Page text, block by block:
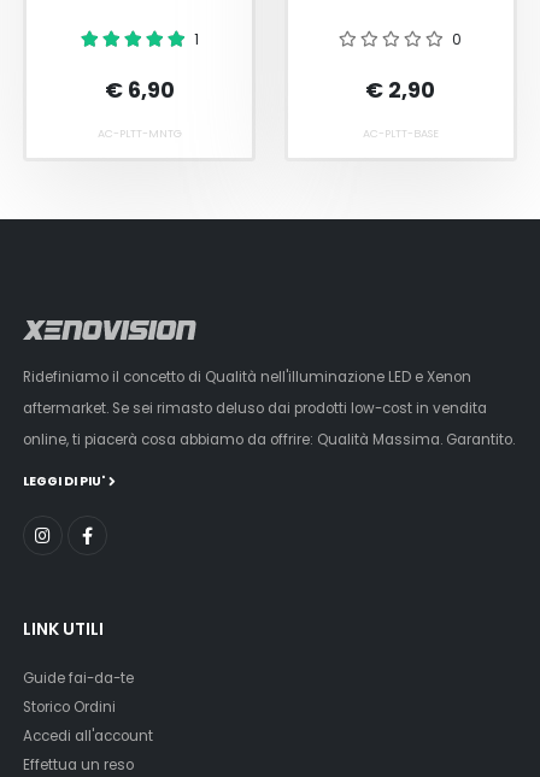
1
€ 6,90
AC-PLTT-MNTG
0
€ 2,90
AC-PLTT-BASE
Ridefiniamo il concetto di Qualità nell'illuminazione LED e Xenon
aftermarket. Se sei rimasto deluso dai prodotti low-cost in vendita
online, ti piacerà cosa abbiamo da offrire: Qualità Massima. Garantito.
LEGGI DI PIU'
LINK UTILI
Guide fai-da-te
Storico Ordini
Accedi all'account
Effettua un reso